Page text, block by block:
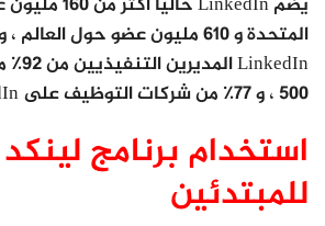
المتحدة و 610 مليون عضو حول
500 ، و 77٪ من شركات التوظيف على LinkedIn.
استخدام برنامج
للمبتدئين